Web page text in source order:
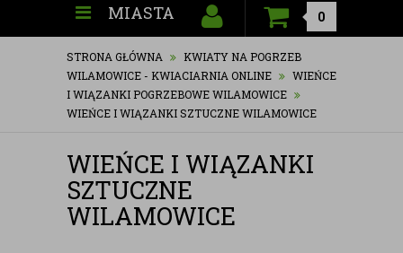
MIASTA 0
STRONA GŁÓWNA
KWIATY NA POGRZEB
WILAMOWICE - KWIACIARNIA ONLINE
WIEŃCE
I WIĄZANKI POGRZEBOWE WILAMOWICE
WIEŃCE I WIĄZANKI SZTUCZNE WILAMOWICE
WIEŃCE I WIĄZANKI
SZTUCZNE
WILAMOWICE